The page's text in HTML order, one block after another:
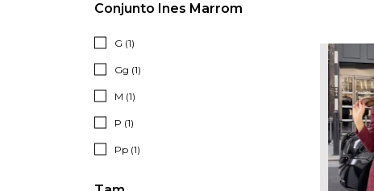
Conjunto Ines Marrom
G (1)
Gg (1)
M (1)
P (1)
Pp (1)